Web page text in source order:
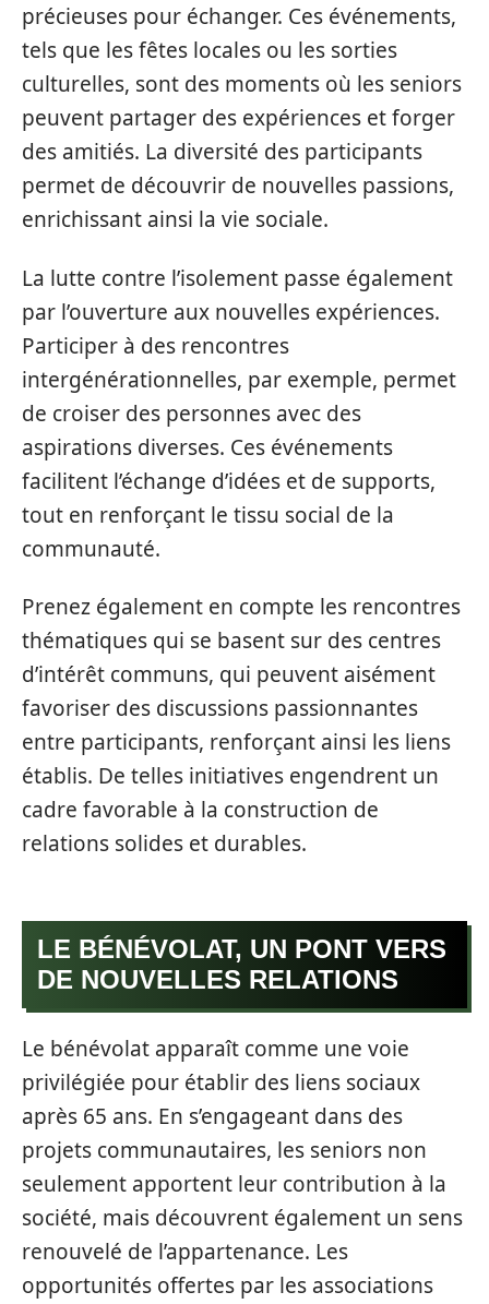
précieuses pour échanger. Ces événements,
tels que les fêtes locales ou les sorties
culturelles, sont des moments où les seniors
peuvent partager des expériences et forger
des amitiés. La diversité des participants
permet de découvrir de nouvelles passions,
enrichissant ainsi la vie sociale.
La lutte contre l’isolement passe également
par l’ouverture aux nouvelles expériences.
Participer à des rencontres
intergénérationnelles, par exemple, permet
de croiser des personnes avec des
aspirations diverses. Ces événements
facilitent l’échange d’idées et de supports,
tout en renforçant le tissu social de la
communauté.
Prenez également en compte les rencontres
thématiques qui se basent sur des centres
d’intérêt communs, qui peuvent aisément
favoriser des discussions passionnantes
entre participants, renforçant ainsi les liens
établis. De telles initiatives engendrent un
cadre favorable à la construction de
relations solides et durables.
LE BÉNÉVOLAT, UN PONT VERS
DE NOUVELLES RELATIONS
Le bénévolat apparaît comme une voie
privilégiée pour établir des liens sociaux
après 65 ans. En s’engageant dans des
projets communautaires, les seniors non
seulement apportent leur contribution à la
société, mais découvrent également un sens
renouvelé de l’appartenance. Les
opportunités offertes par les associations